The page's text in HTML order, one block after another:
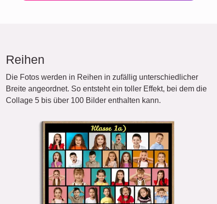
Reihen
Die Fotos werden in Reihen in zufällig unterschiedlicher
Breite angeordnet. So entsteht ein toller Effekt, bei dem die
Collage 5 bis über 100 Bilder enthalten kann.